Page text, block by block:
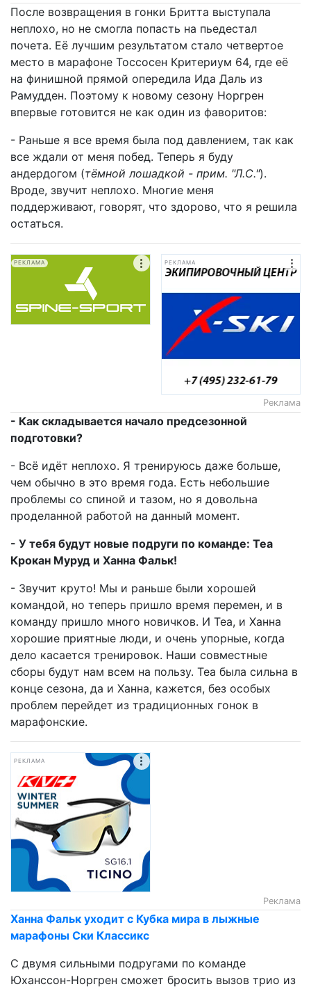
После возвращения в гонки Бритта выступала
неплохо, но не смогла попасть на пьедестал
почета. Её лучшим результатом стало четвертое
место в марафоне Тоссосен Критериум 64, где её
на финишной прямой опередила Ида Даль из
Рамудден. Поэтому к новому сезону Норгрен
впервые готовится не как один из фаворитов:
- Раньше я все время была под давлением, так как
все ждали от меня побед. Теперь я буду
андердогом (тёмной лошадкой - прим. "Л.С.").
Вроде, звучит неплохо. Многие меня
поддерживают, говорят, что здорово, что я решила
остаться.
РЕКЛАМА РЕКЛАМА
Реклама
- Как складывается начало предсезонной
подготовки?
- Всё идёт неплохо. Я тренируюсь даже больше,
чем обычно в это время года. Есть небольшие
проблемы со спиной и тазом, но я довольна
проделанной работой на данный момент.
- У тебя будут новые подруги по команде: Теа
Крокан Муруд и Ханна Фальк!
- Звучит круто! Мы и раньше были хорошей
командой, но теперь пришло время перемен, и в
команду пришло много новичков. И Теа, и Ханна
хорошие приятные люди, и очень упорные, когда
дело касается тренировок. Наши совместные
сборы будут нам всем на пользу. Теа была сильна в
конце сезона, да и Ханна, кажется, без особых
проблем перейдет из традиционных гонок в
марафонские.
РЕКЛАМА
Реклама
Ханна Фальк уходит с Кубка мира в лыжные
марафоны Ски Классикс
С двумя сильными подругами по команде
Юханссон-Норгрен сможет бросить вызов трио из